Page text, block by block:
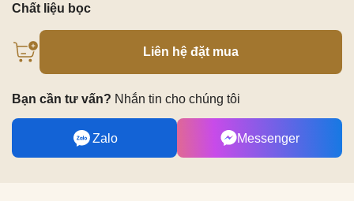
Chất liệu bọc
Liên hệ đặt mua
Bạn cần tư vấn? Nhắn tin cho chúng tôi
Zalo Messenger